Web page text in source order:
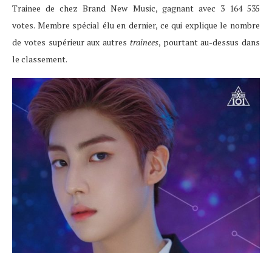
Trainee de chez Brand New Music, gagnant avec 3 164 535
votes. Membre spécial élu en dernier, ce qui explique le nombre
de votes supérieur aux autres trainees, pourtant au-dessus dans
le classement.